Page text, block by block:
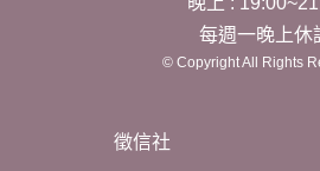
每週一晚上休
© Copyright All Rights
徵信社